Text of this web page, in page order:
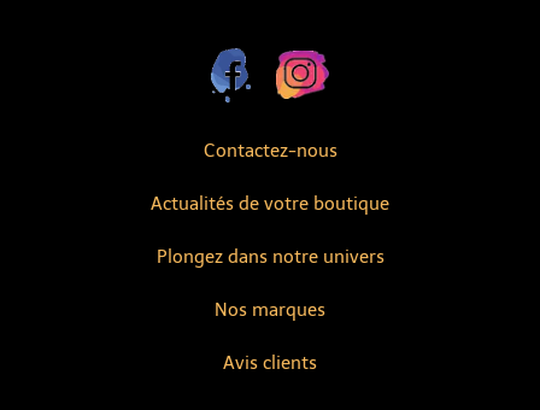
Contactez-nous
Actualités de votre boutique
Avis clients
Nos marques
Plongez dans notre univers